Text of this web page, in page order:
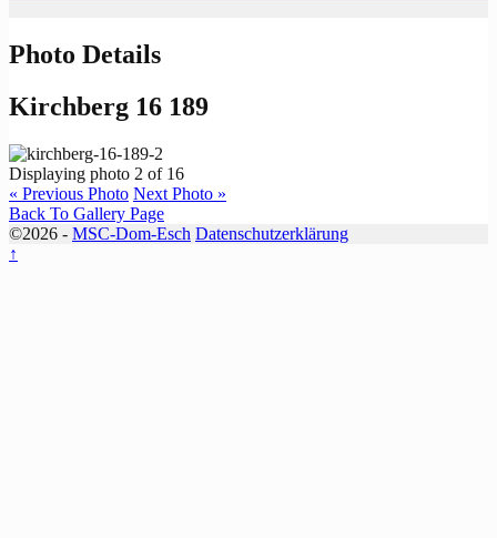
Photo Details
Kirchberg 16 189
Displaying photo 2 of 16
« Previous Photo Next Photo »
Back To Gallery Page
©2026 - MSC-Dom-Esch Datenschutzerklärung
↑